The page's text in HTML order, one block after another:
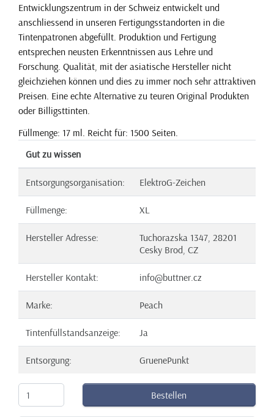
Entwicklungszentrum in der Schweiz entwickelt und
anschliessend in unseren Fertigungsstandorten in die
Tintenpatronen abgefüllt. Produktion und Fertigung
entsprechen neusten Erkenntnissen aus Lehre und
Forschung. Qualität, mit der asiatische Hersteller nicht
gleichziehen können und dies zu immer noch sehr attraktiven
Preisen. Eine echte Alternative zu teuren Original Produkten
oder Billigsttinten.
Füllmenge: 17 ml. Reicht für: 1500 Seiten.
Gut zu wissen
Entsorgungsorganisation: ElektroG-Zeichen
Füllmenge: XL
Hersteller Adresse:
Tuchorazska 1347, 28201
Cesky Brod, CZ
Hersteller Kontakt: info@buttner.cz
Marke: Peach
Tintenfüllstandsanzeige: Ja
Entsorgung: GruenePunkt
Bestellen